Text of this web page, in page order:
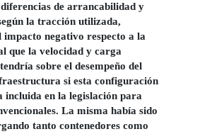
de arrancabilidad y
la tracción utilizada,
negativo respecto a la
que la velocidad y carga
sobre el desempeño del
si esta configuración
incluida en la legislación para
La misma había sido
tanto contenedores como